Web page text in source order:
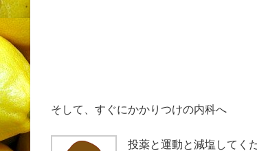
そして、すぐにかかりつけの内科へ
投薬と運動と減塩してくだ